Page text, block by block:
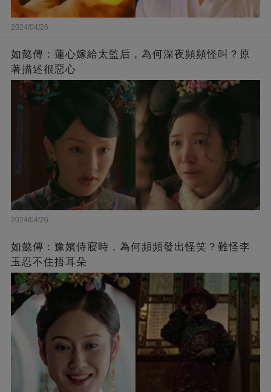
2024/04/26
如懿傳：蓮心嫁給太監后，為何深夜頻頻怪叫？原
著描述很惡心
2024/04/26
如懿傳：豫嬪侍寢時，為何頻頻發出怪笑？難怪李
玉忍不住捂耳朵